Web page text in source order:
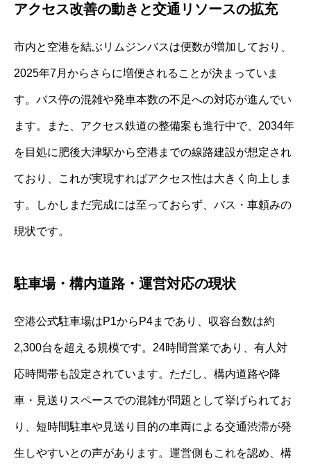
アクセス改善の動きと交通リソースの拡充
市内と空港を結ぶリムジンバスは便数が増加しており、
2025年7月からさらに増便されることが決まっていま
す。バス停の混雑や発車本数の不足への対応が進んでい
ます。また、アクセス鉄道の整備案も進行中で、2034年
を目処に肥後大津駅から空港までの線路建設が想定され
ており、これが実現すればアクセス性は大きく向上しま
す。しかしまだ完成には至っておらず、バス・車頼みの
現状です。
駐車場・構内道路・運営対応の現状
空港公式駐車場はP1からP4まであり、収容台数は約
2,300台を超える規模です。24時間営業であり、有人対
応時間帯も設定されています。ただし、構内道路や降
車・見送りスペースでの混雑が問題として挙げられてお
り、短時間駐車や見送り目的の車両による交通渋滞が発
生しやすいとの声があります。運営側もこれを認め、構